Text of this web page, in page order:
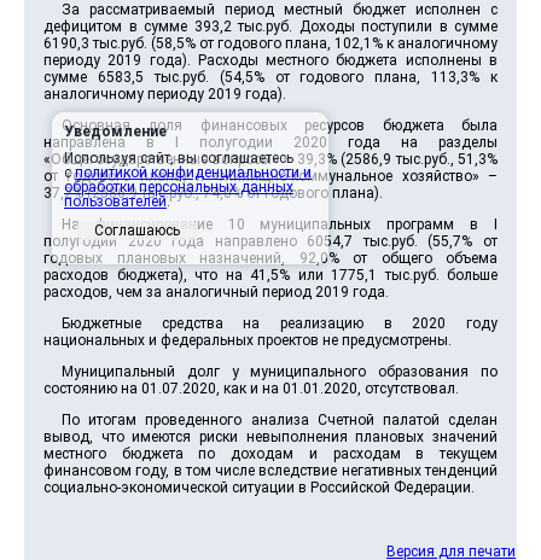
За рассматриваемый период местный бюджет исполнен с
дефицитом в сумме 393,2 тыс.руб. Доходы поступили в сумме
6190,3 тыс.руб. (58,5% от годового плана, 102,1% к аналогичному
периоду 2019 года). Расходы местного бюджета исполнены в
сумме 6583,5 тыс.руб. (54,5% от годового плана, 113,3% к
аналогичному периоду 2019 года).
Основная доля финансовых ресурсов бюджета была
направлена в I полугодии 2020 года на разделы
«Общегосударственные вопросы» – 39,3% (2586,9 тыс.руб., 51,3%
от годового плана) и «Жилищно-коммунальное хозяйство» –
37,2% (2586,9 тыс.руб., 74,0% от годового плана).
На финансирование 10 муниципальных программ в I
полугодии 2020 года направлено 6054,7 тыс.руб. (55,7% от
годовых плановых назначений, 92,0% от общего объема
расходов бюджета), что на 41,5% или 1775,1 тыс.руб. больше
расходов, чем за аналогичный период 2019 года.
Бюджетные средства на реализацию в 2020 году
национальных и федеральных проектов не предусмотрены.
Муниципальный долг у муниципального образования по
состоянию на 01.07.2020, как и на 01.01.2020, отсутствовал.
По итогам проведенного анализа Счетной палатой сделан
вывод, что имеются риски невыполнения плановых значений
местного бюджета по доходам и расходам в текущем
финансовом году, в том числе вследствие негативных тенденций
социально-экономической ситуации в Российской Федерации.
Версия для печати
Уведомление
Используя сайт, вы соглашаетесь
сполитикой конфиденциальности и
обработки персональных данных
пользователей.
Соглашаюсь